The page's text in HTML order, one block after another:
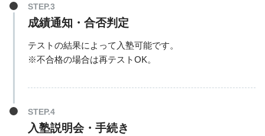
成績通知・合否判定
テストの結果によって入塾可能です。
※不合格の場合は再テストOK。
入塾説明会・手続き